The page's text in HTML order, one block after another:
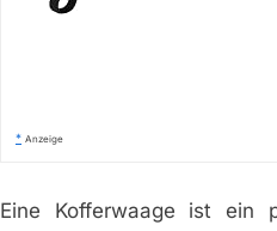
* Anzeige
Eine Kofferwaage ist ein